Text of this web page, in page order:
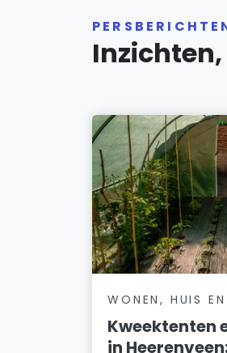
WONEN, HUIS
Kweektenten
in